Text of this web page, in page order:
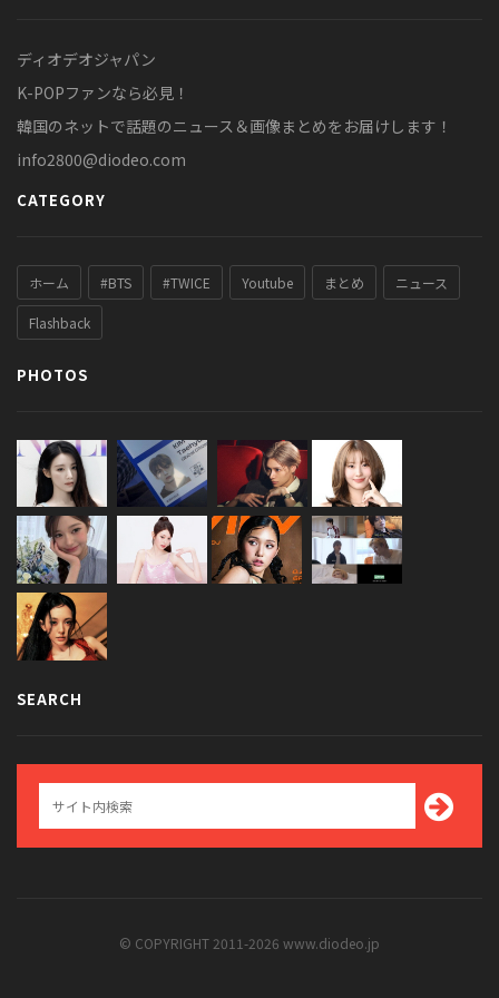
ディオデオジャパン
K-POPファンなら必見！
韓国のネットで話題のニュース＆画像まとめをお届けします！
info2800@diodeo.com
CATEGORY
ホーム #BTS #TWICE Youtube まとめ ニュース
Flashback
PHOTOS
SEARCH
© COPYRIGHT 2011-2026 www.diodeo.jp